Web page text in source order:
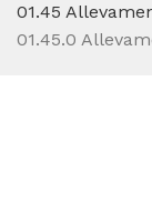
CODICE
01.45
01.45.0